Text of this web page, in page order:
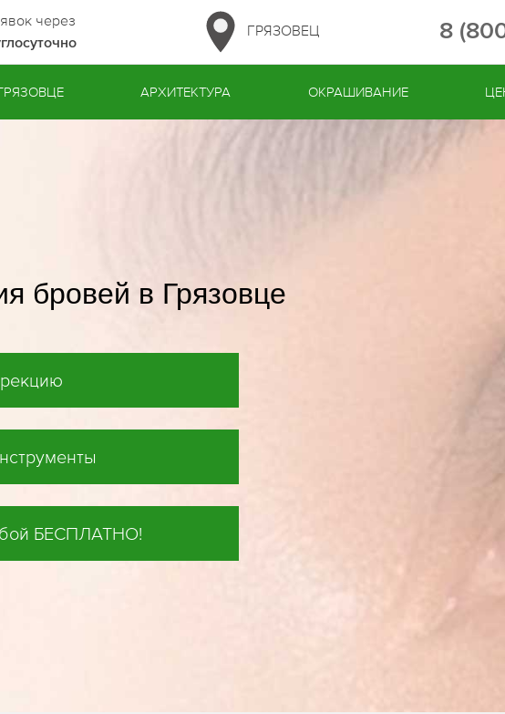
через
ГРЯЗОВЕЦ 8
АРХИТЕКТУРА ОКРАШИВАНИЕ
бровей в Грязовце
БЕСПЛАТНО!